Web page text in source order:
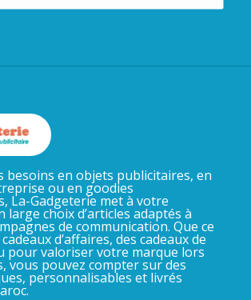
besoins en objets publicitaires, en
ou en goodies
La-Gadgeterie met à votre
choix d’articles adaptés à
de communication. Que ce
d’affaires, des cadeaux de
pour valoriser votre marque lors
vous pouvez compter sur des
personnalisables et livrés